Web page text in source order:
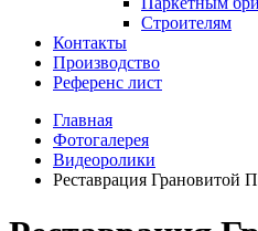
Строителям
Контакты
Производство
Референс лист
Главная
Фотогалерея
Видеоролики
Реставрация Грановитой